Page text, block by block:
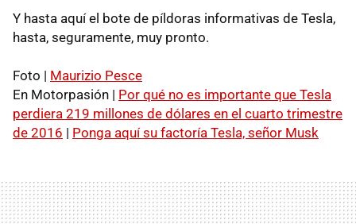
Y hasta aquí el bote de píldoras informativas de Tesla,
hasta, seguramente, muy pronto.
Foto | Maurizio Pesce
En Motorpasión | Por qué no es importante que Tesla
perdiera 219 millones de dólares en el cuarto trimestre
de 2016 | Ponga aquí su factoría Tesla, señor Musk